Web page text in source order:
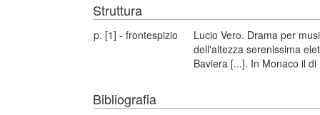
Struttura
p. [1] - frontespizio
Lucio Vero. Drama per
dell'altezza serenissima
Baviera [...]. In Monaco il
Bibliografia